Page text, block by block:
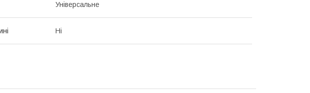
Універсальне
Ні